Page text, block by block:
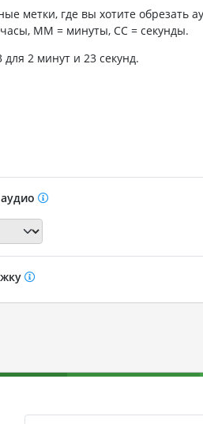
метки, где вы хотите обрезать
ММ = минуты, СС = секунды.
2 минут и 23 секунд.